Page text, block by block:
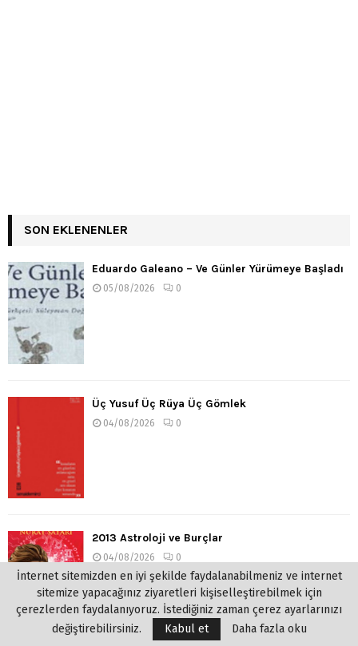
SON EKLENENLER
Eduardo Galeano – Ve Günler Yürümeye Başladı
05/08/2026 0
Üç Yusuf Üç Rüya Üç Gömlek
04/08/2026 0
2013 Astroloji ve Burçlar
04/08/2026 0
İnternet sitemizden en iyi şekilde faydalanabilmeniz ve internet
sitemize yapacağınız ziyaretleri kişiselleştirebilmek için
çerezlerden faydalanıyoruz. İstediğiniz zaman çerez ayarlarınızı
değiştirebilirsiniz.
Kabul et Daha fazla oku